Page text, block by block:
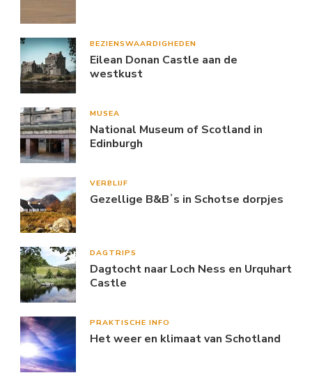
BEZIENSWAARDIGHEDEN
Eilean Donan Castle aan de
westkust
MUSEA
National Museum of Scotland in
Edinburgh
VERBLIJF
Gezellige B&Bʼs in Schotse dorpjes
DAGTRIPS
Dagtocht naar Loch Ness en Urquhart
Castle
PRAKTISCHE INFO
Het weer en klimaat van Schotland